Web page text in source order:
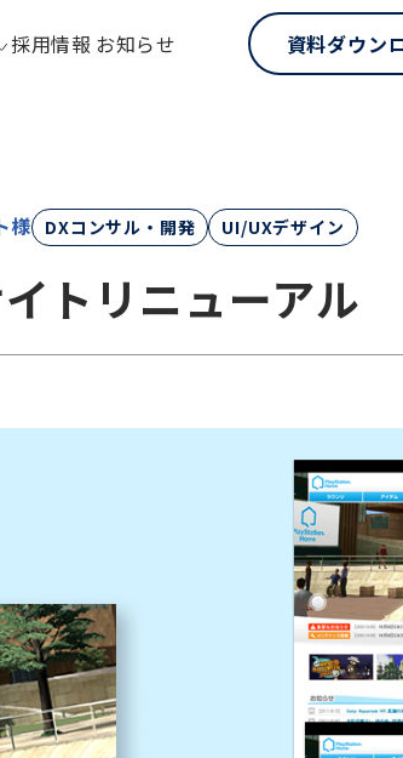
採用情報 お知らせ 資料ダウン
様 DXコンサル・開発 UI/UXデザイン
トリニューアル